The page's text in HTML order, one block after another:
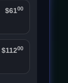
$6100
$11200